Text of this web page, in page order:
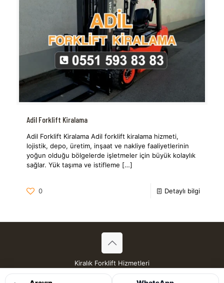
Adil Forklift Kiralama
Adil Forklift Kiralama Adil forklift kiralama hizmeti,
lojistik, depo, üretim, inşaat ve nakliye faaliyetlerinin
yoğun olduğu bölgelerde işletmeler için büyük kolaylık
sağlar. Yük taşıma ve istifleme […]
0 Detaylı bilgi
Kiralık Forklift Hizmetleri
Tüm Hakları Saklıdır © 2026